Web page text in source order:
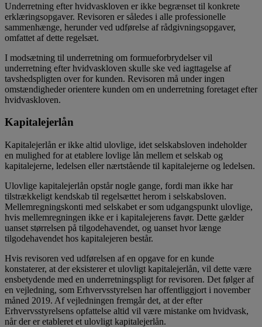
Underretning efter hvidvaskloven er ikke begrænset til konkrete
erklæringsopgaver. Revisoren er således i alle professionelle
sammenhænge, herunder ved udførelse af rådgivningsopgaver,
omfattet af dette regelsæt.
I modsætning til underretning om formueforbrydelser vil
underretning efter hvidvaskloven skulle ske ved iagttagelse af
tavshedspligten over for kunden. Revisoren må under ingen
omstændigheder orientere kunden om en underretning foretaget efter
hvidvaskloven.
Kapitalejerlån
Kapitalejerlån er ikke altid ulovlige, idet selskabsloven indeholder
en mulighed for at etablere lovlige lån mellem et selskab og
kapitalejerne, ledelsen eller nærtstående til kapitalejerne og ledelsen.
Ulovlige kapitalejerlån opstår nogle gange, fordi man ikke har
tilstrækkeligt kendskab til regelsættet herom i selskabsloven.
Mellemregningskonti med selskabet er som udgangspunkt ulovlige,
hvis mellemregningen ikke er i kapitalejerens favør. Dette gælder
uanset størrelsen på tilgodehavendet, og uanset hvor længe
tilgodehavendet hos kapitalejeren består.
Hvis revisoren ved udførelsen af en opgave for en kunde
konstaterer, at der eksisterer et ulovligt kapitalejerlån, vil dette være
ensbetydende med en underretningspligt for revisoren. Det følger af
en vejledning, som Erhvervsstyrelsen har offentliggjort i november
måned 2019. Af vejledningen fremgår det, at der efter
Erhvervsstyrelsens opfattelse altid vil være mistanke om hvidvask,
når der er etableret et ulovligt kapitalejerlån.